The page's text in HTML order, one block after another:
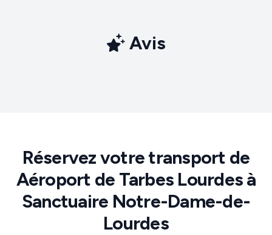
Avis
Réservez votre transport de
Aéroport de Tarbes Lourdes à
Sanctuaire Notre-Dame-de-
Lourdes